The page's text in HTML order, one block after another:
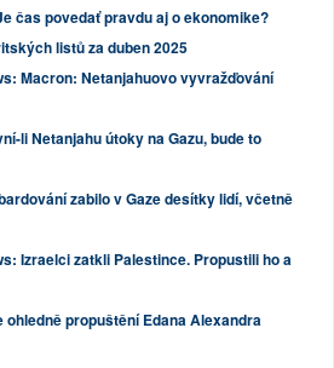
čas povedať pravdu aj o ekonomike?
listů za duben 2025
Macron: Netanjahuovo vyvražďování
li Netanjahu útoky na Gazu, bude to
zabilo v Gaze desítky lidí, včetně
Izraelci zatkli Palestince. Propustili ho a
ohledně propuštění Edana Alexandra